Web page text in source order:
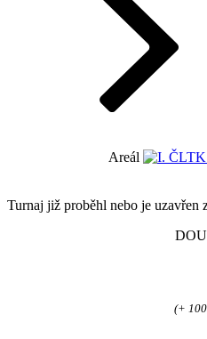
Areál
Turnaj již proběhl nebo je uzavřen
(+